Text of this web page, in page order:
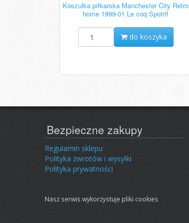
Koszulka piłkarska Manchester City Retro
home 1999-01 Le coq Spotrif
do koszyka
Bezpieczne zakupy
Regulamin sklepu
Polityka zwrotów i wysyłki
Polityka prywatności
Nasz serwis wykorzystuje pliki cookies